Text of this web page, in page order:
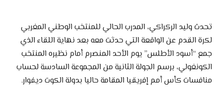
تحدث وليد الركراكي، المدرب الحالي للمنتخب الوطني المغربي
لكرة القدم عن الواقعة التي حدثت معه بعد نهاية اللقاء الذي
جمع “أسود الأطلس” يوم الأحد المنصرم أمام نظيره المنتخب
الكونغولي، برسم الجولة الثانية من المجموعة السادسة لحساب
منافسات كأس أمم إفريقيا المقامة حاليا بدولة الكوت ديفوار.